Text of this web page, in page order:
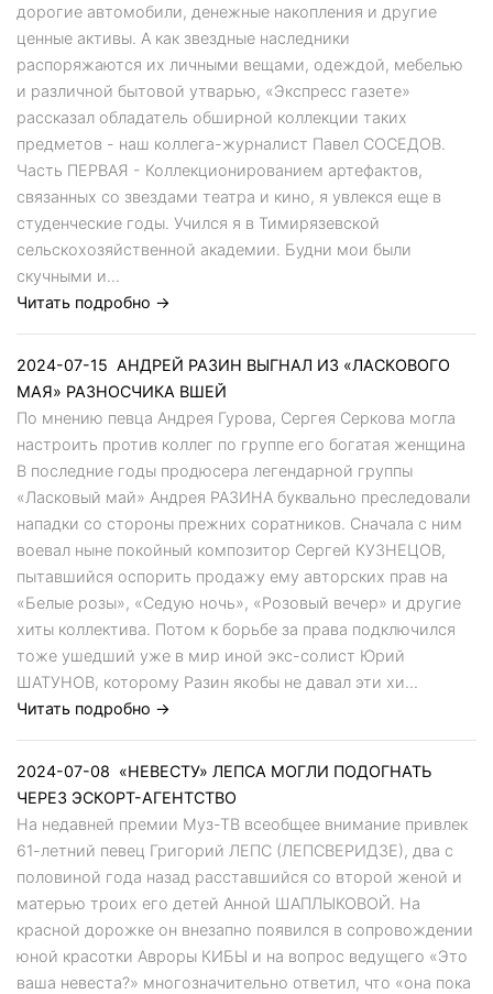
дорогие автомобили, денежные накопления и другие
ценные активы. А как звездные наследники
распоряжаются их личными вещами, одеждой, мебелью
и различной бытовой утварью, «Экспресс газете»
рассказал обладатель обширной коллекции таких
предметов - наш коллега-журналист Павел СОСЕДОВ.
Часть ПЕРВАЯ - Коллекционированием артефактов,
связанных со звездами театра и кино, я увлекся еще в
студенческие годы. Учился я в Тимирязевской
сельскохозяйственной академии. Будни мои были
скучными и...
Читать подробно →
2024-07-15 АНДРЕЙ РАЗИН ВЫГНАЛ ИЗ «ЛАСКОВОГО
МАЯ» РАЗНОСЧИКА ВШЕЙ
По мнению певца Андрея Гурова, Сергея Серкова могла
настроить против коллег по группе его богатая женщина
В последние годы продюсера легендарной группы
«Ласковый май» Андрея РАЗИНА буквально преследовали
нападки со стороны прежних соратников. Сначала с ним
воевал ныне покойный композитор Сергей КУЗНЕЦОВ,
пытавшийся оспорить продажу ему авторских прав на
«Белые розы», «Седую ночь», «Розовый вечер» и другие
хиты коллектива. Потом к борьбе за права подключился
тоже ушедший уже в мир иной экс-солист Юрий
ШАТУНОВ, которому Разин якобы не давал эти хи...
Читать подробно →
2024-07-08 «НЕВЕСТУ» ЛЕПСА МОГЛИ ПОДОГНАТЬ
ЧЕРЕЗ ЭСКОРТ-АГЕНТСТВО
На недавней премии Муз-ТВ всеобщее внимание привлек
61-летний певец Григорий ЛЕПС (ЛЕПСВЕРИДЗЕ), два с
половиной года назад расставшийся со второй женой и
матерью троих его детей Анной ШАПЛЫКОВОЙ. На
красной дорожке он внезапно появился в сопровождении
юной красотки Авроры КИБЫ и на вопрос ведущего «Это
ваша невеста?» многозначительно ответил, что «она пока